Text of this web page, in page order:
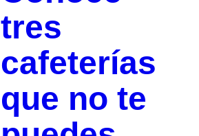
tres
cafeterías
que no te